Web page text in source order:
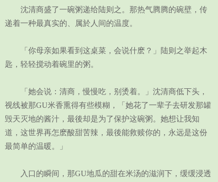
沈清商盛了一碗粥递给陆则之。那热气腾腾的碗壁，传
递着一种最真实的、属於人间的温度。
「你母亲如果看到这桌菜，会说什麽？」陆则之举起木
匙，轻轻搅动着碗里的粥。
「她会说：清商，慢慢吃，别烫着。」沈清商低下头，
视线被那GU米香熏得有些模糊，「她花了一辈子去研发那罐
毁天灭地的酱汁，最後却是为了保护这碗粥。她想让我知
道，这世界再怎麽酸甜苦辣，最後能救赎你的，永远是这份
最简单的温暖。」
入口的瞬间，那GU地瓜的甜在米汤的滋润下，缓缓浸透